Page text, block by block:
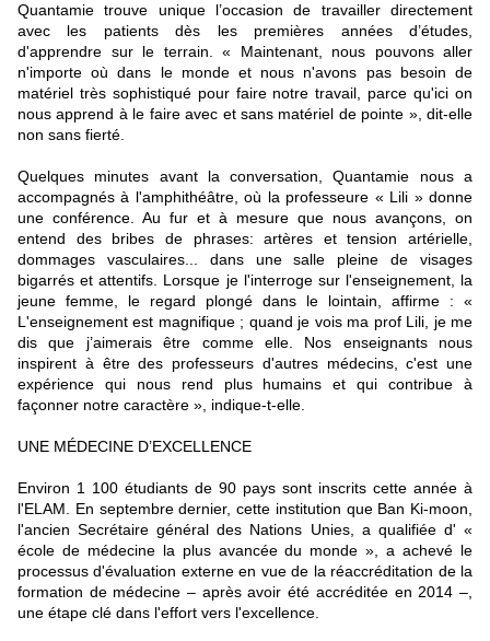
Quantamie trouve unique l’occasion de travailler directement
avec les patients dès les premières années d’études,
d'apprendre sur le terrain. « Maintenant, nous pouvons aller
n'importe où dans le monde et nous n'avons pas besoin de
matériel très sophistiqué pour faire notre travail, parce qu'ici on
nous apprend à le faire avec et sans matériel de pointe », dit-elle
non sans fierté.
Quelques minutes avant la conversation, Quantamie nous a
accompagnés à l'amphithéâtre, où la professeure « Lili » donne
une conférence. Au fur et à mesure que nous avançons, on
entend des bribes de phrases: artères et tension artérielle,
dommages vasculaires... dans une salle pleine de visages
bigarrés et attentifs. Lorsque je l'interroge sur l'enseignement, la
jeune femme, le regard plongé dans le lointain, affirme : «
L'enseignement est magnifique ; quand je vois ma prof Lili, je me
dis que j’aimerais être comme elle. Nos enseignants nous
inspirent à être des professeurs d'autres médecins, c'est une
expérience qui nous rend plus humains et qui contribue à
façonner notre caractère », indique-t-elle.
UNE MÉDECINE D’EXCELLENCE
Environ 1 100 étudiants de 90 pays sont inscrits cette année à
l'ELAM. En septembre dernier, cette institution que Ban Ki-moon,
l'ancien Secrétaire général des Nations Unies, a qualifiée d' «
école de médecine la plus avancée du monde », a achevé le
processus d'évaluation externe en vue de la réaccréditation de la
formation de médecine – après avoir été accréditée en 2014 –,
une étape clé dans l'effort vers l'excellence.